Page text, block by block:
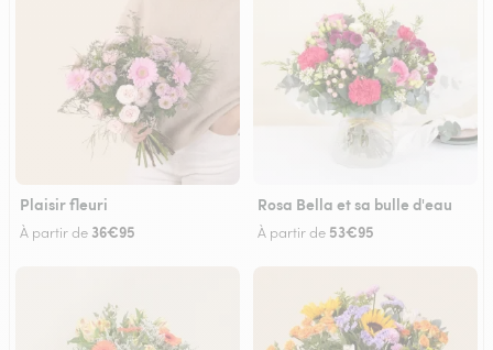
Plaisir fleuri
À partir de 36€95
Rosa Bella et sa bulle d'eau
À partir de 53€95